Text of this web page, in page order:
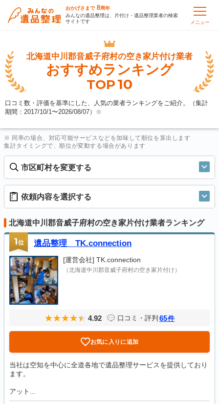
おかげさまで 8周年
みんなの遺品整理は、片付け・遺品整理業者の検索
サイトです
メニュー
北海道中川郡音威子府村の空き家片付け業者
おすすめランキング
TOP10
口コミ数・評価を基準にした、人気の業者ランキングをご紹介。（集計
期間：2017/10/1〜2026/08/07） ※
※ 同率の場合、対応可能サービスなどを加味して順位を算出します
集計タイミングで、順位が変動する場合があります
市区町村を変更する
依頼内容を選択する
北海道中川郡音威子府村の空き家片付け業者ランキング
1位 遺品整理 TK.connection
[運営会社] TK.connection
（北海道中川郡音威子府村の空き家片付け）
4.92 口コミ・評判 65件
お気に入りに追加
当社は空知を中心に全道各地で遺品整理サービスを提供しており
ます。
アット...